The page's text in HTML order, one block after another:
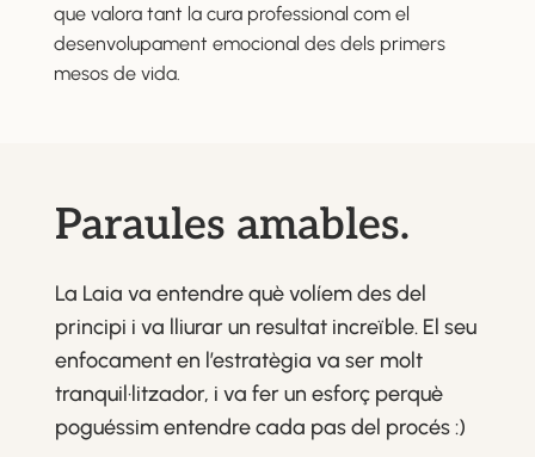
que valora tant la cura professional com el
desenvolupament emocional des dels primers
mesos de vida.
Paraules amables.
La Laia va entendre què volíem des del
principi i va lliurar un resultat increïble. El seu
enfocament en l’estratègia va ser molt
tranquil·litzador, i va fer un esforç perquè
poguéssim entendre cada pas del procés :)